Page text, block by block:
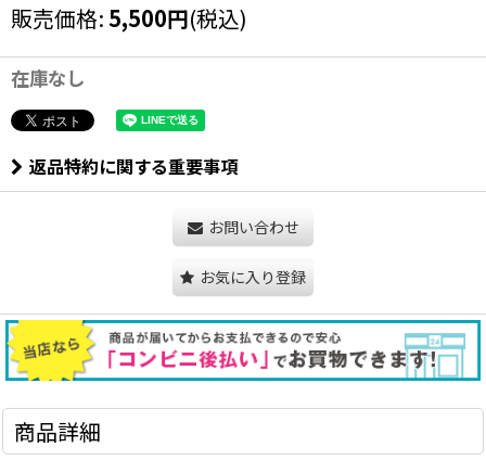
販売価格:5,500円(税込)
在庫なし
返品特約に関する重要事項
お問い合わせ
お気に入り登録
商品詳細